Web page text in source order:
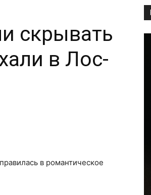
скрывать
в Лос-
в романтическое